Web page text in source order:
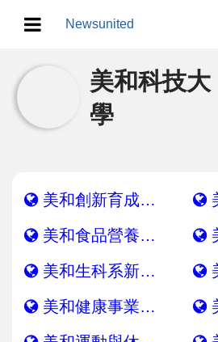
Newsunited
地方/天氣/颱風/地震
教育/五育/五創
產業/經濟
政治/政黨
食品/衛生/醫療/照護
美和科技大
學
美和創新育成中心新聞網
美和食品營養系新聞網
美和生科系新聞網
美和健康事業管理系新聞網